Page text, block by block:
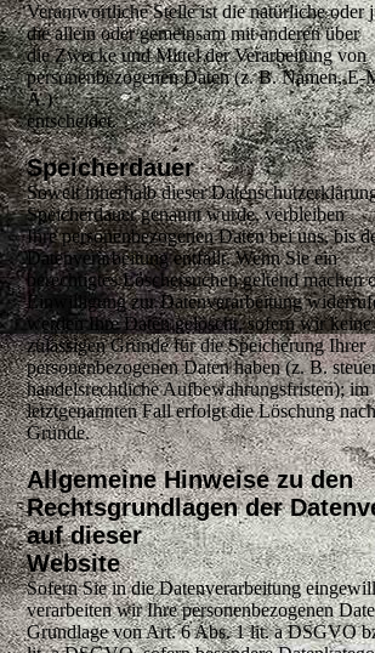
Verantwortliche Stelle ist die natürliche oder
die allein oder gemeinsam mit anderen über
die Zwecke und Mittel der Verarbeitung von
personenbezogenen Daten (z. B. Namen, E-
Ä.)
entscheidet.
Speicherdauer
Soweit innerhalb dieser
Speicherdauer genannt wurde, verbleiben
Ihre personenbezogenen Daten bei uns, bis
Datenverarbeitung entfällt. Wenn Sie ein
berechtigtes Löschersuchen geltend machen
Einwilligung zur Datenverarbeitung
werden Ihre Daten gelöscht, sofern wir
zulässigen Gründe für die Speicherung Ihrer
personenbezogenen Daten haben (z. B.
handelsrechtliche Aufbewahrungsfristen); im
letztgenannten Fall erfolgt die Löschung
Gründe.
Allgemeine Hinweise zu den
Rechtsgrundlagen der
auf dieser
Website
Sofern Sie in die Datenverarbeitung
verarbeiten wir Ihre personenbezogenen
Grundlage von Art. 6 Abs. 1 lit. a DSGVO